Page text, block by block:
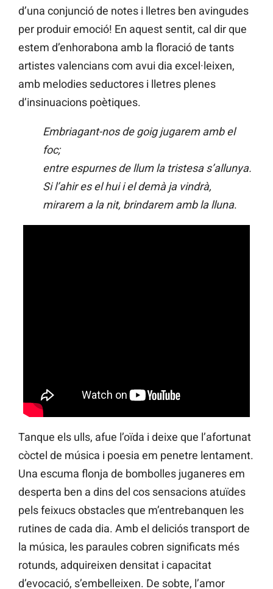
d’una conjunció de notes i lletres ben avingudes
per produir emoció! En aquest sentit, cal dir que
estem d’enhorabona amb la floració de tants
artistes valencians com avui dia excel·leixen,
amb melodies seductores i lletres plenes
d’insinuacions poètiques.
Embriagant-nos de goig jugarem amb el
foc;
entre espurnes de llum la tristesa s’allunya.
Si l’ahir es el hui i el demà ja vindrà,
mirarem a la nit, brindarem amb la lluna.
Tanque els ulls, afue l’oïda i deixe que l’afortunat
còctel de música i poesia em penetre lentament.
Una escuma flonja de bombolles juganeres em
desperta ben a dins del cos sensacions atuïdes
pels feixucs obstacles que m’entrebanquen les
rutines de cada dia. Amb el deliciós transport de
la música, les paraules cobren significats més
rotunds, adquireixen densitat i capacitat
d’evocació, s’embelleixen. De sobte, l’amor